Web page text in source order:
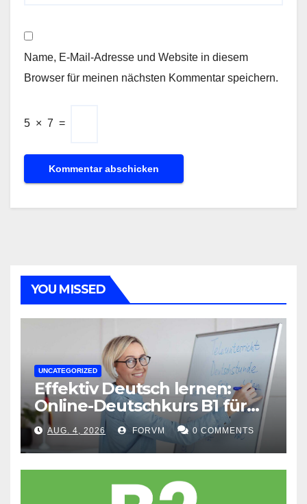
Name, E-Mail-Adresse und Website in diesem
Browser für meinen nächsten Kommentar speichern.
5 × 7 =
YOU MISSED
UNCATEGORIZED
Effektiv Deutsch lernen:
Online-Deutschkurs B1 für
flexible Lernerfolge
AUG. 4, 2026 FORVM 0 COMMENTS